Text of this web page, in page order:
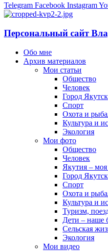
Telegram Facebook Instagram
Персональный сайт
Обо мне
Архив материалов
Мои статьи
Общество
Человек
Город Якутск
Спорт
Охота и
Культура и
Экология
Мои фото
Общество
Человек
Якутия –
Город Якутск
Спорт
Охота и
Культура и
Туризм,
Дети – наше
Сельская
Экология
Мои видео